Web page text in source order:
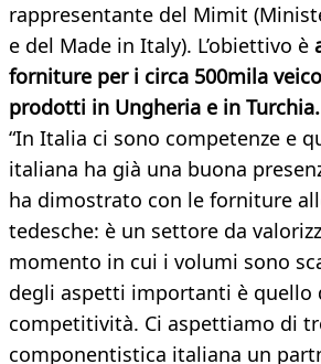
rappresentante del Mimit
e del Made in Italy). L’obiettivo è
forniture per i circa 500mila
prodotti in Ungheria e in Turchia.
“In Italia ci sono competenze e
italiana ha già una buona
ha dimostrato con le forniture
tedesche: è un settore da
momento in cui i volumi sono
degli aspetti importanti è quello
competitività. Ci aspettiamo di
componentistica italiana un